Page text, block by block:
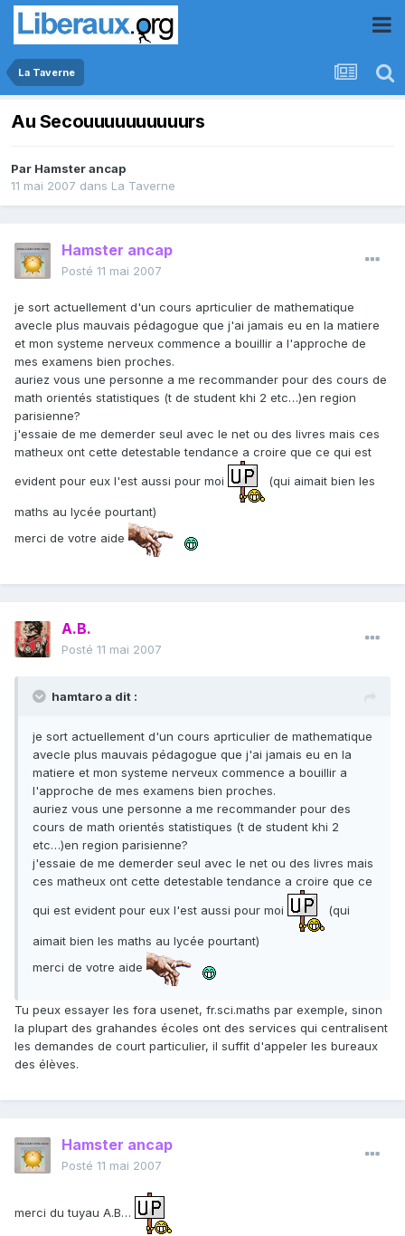
La Taverne
Au Secouuuuuuuuuurs
Par Hamster ancap
11 mai 2007 dans La Taverne
Hamster ancap
Posté 11 mai 2007
je sort actuellement d'un cours aprticulier de mathematique
avecle plus mauvais pédagogue que j'ai jamais eu en la matiere
et mon systeme nerveux commence a bouillir a l'approche de
mes examens bien proches.
auriez vous une personne a me recommander pour des cours de
math orientés statistiques (t de student khi 2 etc…)en region
parisienne?
j'essaie de me demerder seul avec le net ou des livres mais ces
matheux ont cette detestable tendance a croire que ce qui est
evident pour eux l'est aussi pour moi
(qui aimait bien les
maths au lycée pourtant)
merci de votre aide
A.B.
Posté 11 mai 2007
hamtaro a dit :
je sort actuellement d'un cours aprticulier de mathematique
avecle plus mauvais pédagogue que j'ai jamais eu en la
matiere et mon systeme nerveux commence a bouillir a
l'approche de mes examens bien proches.
auriez vous une personne a me recommander pour des
cours de math orientés statistiques (t de student khi 2
etc…)en region parisienne?
j'essaie de me demerder seul avec le net ou des livres mais
ces matheux ont cette detestable tendance a croire que ce
qui est evident pour eux l'est aussi pour moi
(qui
aimait bien les maths au lycée pourtant)
merci de votre aide
Tu peux essayer les fora usenet, fr.sci.maths par exemple, sinon
la plupart des grahandes écoles ont des services qui centralisent
les demandes de court particulier, il suffit d'appeler les bureaux
des élèves.
Hamster ancap
Posté 11 mai 2007
merci du tuyau A.B…